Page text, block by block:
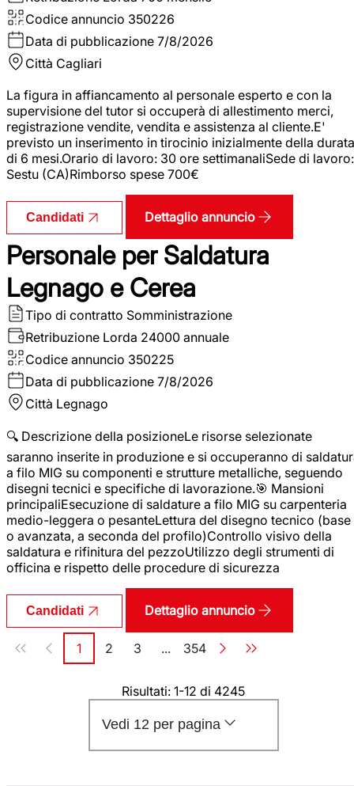
Codice annuncio 350226
Data di pubblicazione 7/8/2026
Città Cagliari
La figura in affiancamento al personale esperto e con la
supervisione del tutor si occuperà di allestimento merci,
registrazione vendite, vendita e assistenza al cliente.E'
previsto un inserimento in tirocinio inizialmente della durata
di 6 mesi.Orario di lavoro: 30 ore settimanaliSede di lavoro:
Sestu (CA)Rimborso spese 700€
Candidati Dettaglio annuncio
Personale per Saldatura
Legnago e Cerea
Tipo di contratto Somministrazione
Retribuzione Lorda 24000 annuale
Codice annuncio 350225
Data di pubblicazione 7/8/2026
Città Legnago
🔍 Descrizione della posizioneLe risorse selezionate
saranno inserite in produzione e si occuperanno di
a filo MIG su componenti e strutture metalliche, seguendo
disegni tecnici e specifiche di lavorazione.🎯 Mansioni
principaliEsecuzione di saldature a filo MIG su carpenteria
medio-leggera o pesanteLettura del disegno tecnico (base
o avanzata, a seconda del profilo)Controllo visivo della
saldatura e rifinitura del pezzoUtilizzo degli strumenti di
officina e rispetto delle procedure di sicurezza
Candidati Dettaglio annuncio
Paginazione
Pagina
1 Pagina
2 Pagina
3 ... Pagina
354
Risultati: 1-12 di 4245
Vedi 12 per pagina